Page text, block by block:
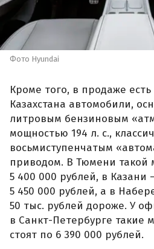
Фото Hyundai
Кроме того, в продаже
Казахстана автомобили,
литровым бензиновым
мощностью 194 л. с.,
восьмиступенчатым
приводом. В Тюмени такой
5 400 000 рублей, в
5 450 000 рублей, а в
50 тыс. рублей дороже. У
в Санкт-Петербурге такие
стоят по 6 390 000 рублей.